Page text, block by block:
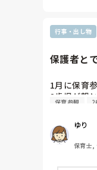
行事・出し物
保護者と
1月に保育
2歳児が親
保育参観 2
ゆり
保育士,